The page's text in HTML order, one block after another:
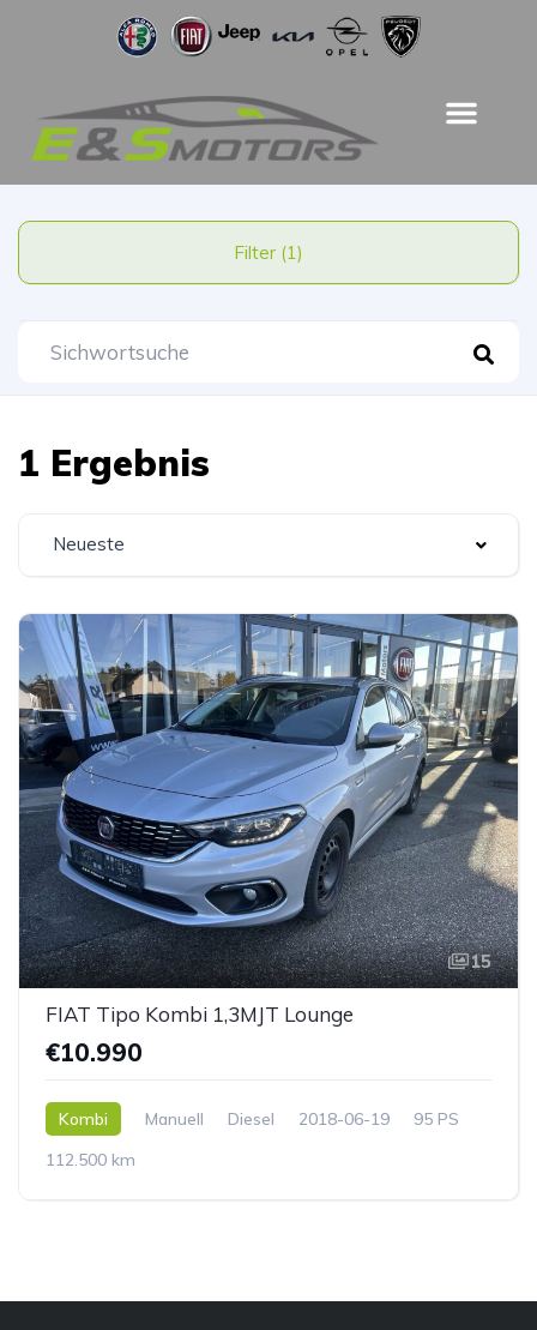
Filter (1)
1 Ergebnis
Neueste
15
FIAT Tipo Kombi 1,3MJT Lounge
€10.990
Kombi Manuell Diesel 2018-06-19
95 PS
112.500 km